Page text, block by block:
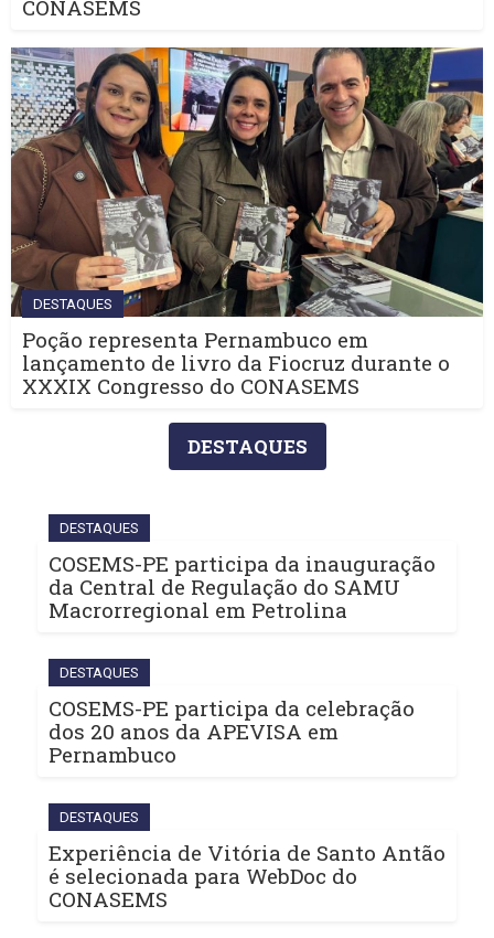
CONASEMS
DESTAQUES
Poção representa Pernambuco em
lançamento de livro da Fiocruz durante o
XXXIX Congresso do CONASEMS
DESTAQUES
DESTAQUES
COSEMS-PE participa da inauguração
da Central de Regulação do SAMU
Macrorregional em Petrolina
DESTAQUES
COSEMS-PE participa da celebração
dos 20 anos da APEVISA em
Pernambuco
DESTAQUES
Experiência de Vitória de Santo Antão
é selecionada para WebDoc do
CONASEMS